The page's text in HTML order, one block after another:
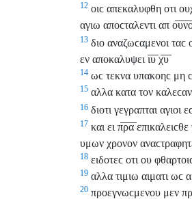
12 οιϲ απεκαλυφθη οτι
αγιω αποϲταλεντι απ
13 διο αναζωϲαμενοι ταϲ
εν αποκαλυψει ι̅υ̅ χ̅υ̅
14 ωϲ τεκνα υπακοηϲ μη
15 αλλα κατα τον
16 διοτι γεγραπται αγιοι
17 και ει π̅ρ̅α̅
υμων χρονον
18 ειδοτεϲ οτι ου
19 αλλα τιμιω αιματι ωϲ
20 προεγνωϲμενου μεν